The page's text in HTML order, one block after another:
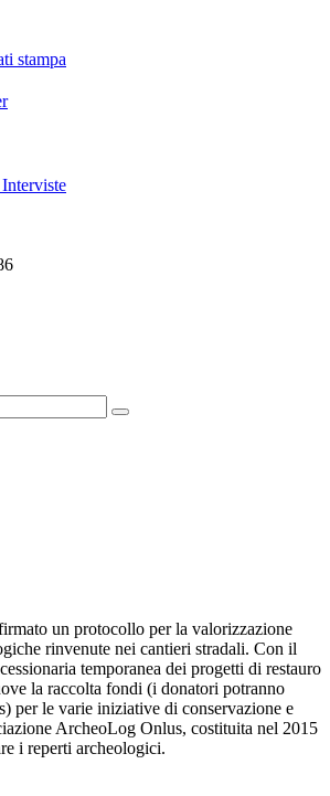
stampa
un protocollo per la valorizzazione
rinvenute nei cantieri stradali. Con il
temporanea dei progetti di restauro
la raccolta fondi (i donatori potranno
per le varie iniziative di conservazione e
ArcheoLog Onlus, costituita nel 2015
i reperti archeologici.